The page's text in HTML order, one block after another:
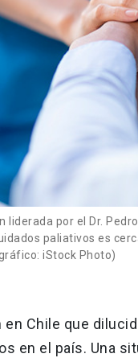
liderada por el Dr.
paliativos es
iStock Photo)
Chile que
en el país. Una